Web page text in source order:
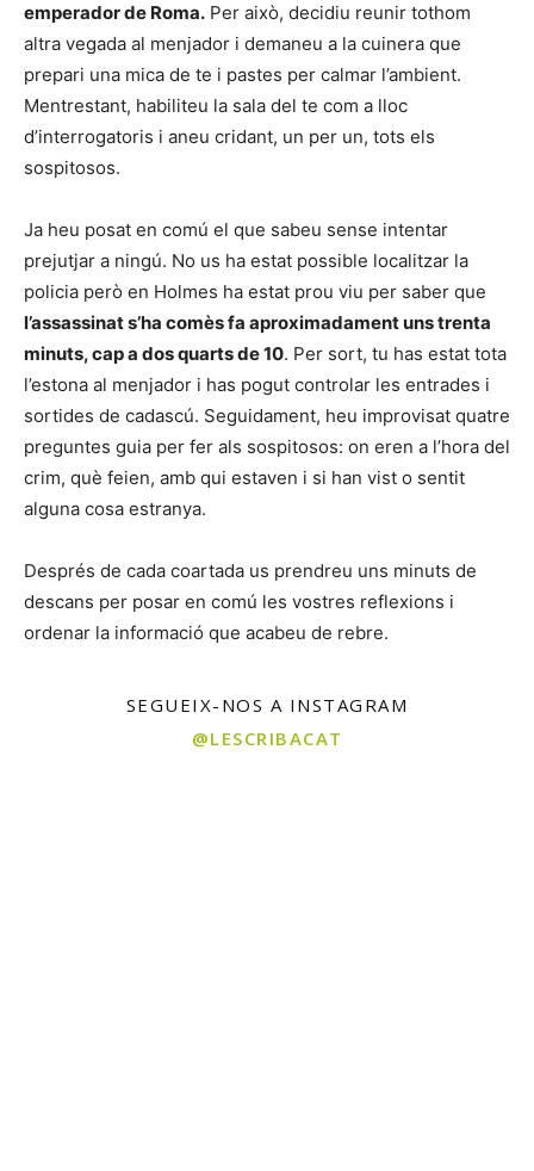
emperador de Roma. Per això, decidiu reunir tothom
altra vegada al menjador i demaneu a la cuinera que
prepari una mica de te i pastes per calmar l’ambient.
Mentrestant, habiliteu la sala del te com a lloc
d’interrogatoris i aneu cridant, un per un, tots els
sospitosos.
Ja heu posat en comú el que sabeu sense intentar
prejutjar a ningú. No us ha estat possible localitzar la
policia però en Holmes ha estat prou viu per saber que
l’assassinat s’ha comès fa aproximadament uns trenta
minuts, cap a dos quarts de 10. Per sort, tu has estat tota
l’estona al menjador i has pogut controlar les entrades i
sortides de cadascú. Seguidament, heu improvisat quatre
preguntes guia per fer als sospitosos: on eren a l’hora del
crim, què feien, amb qui estaven i si han vist o sentit
alguna cosa estranya.
Després de cada coartada us prendreu uns minuts de
descans per posar en comú les vostres reflexions i
ordenar la informació que acabeu de rebre.
SEGUEIX-NOS A INSTAGRAM
@LESCRIBACAT